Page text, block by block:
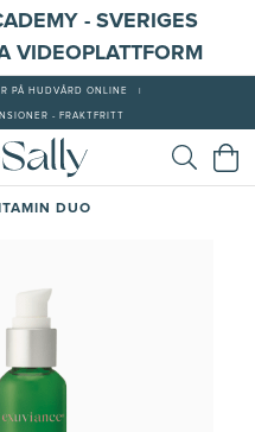
- SVERIGES
VIDEOPLATTFORM
PÅ HUDVÅRD ONLINE
- FRAKTFRITT
DUO